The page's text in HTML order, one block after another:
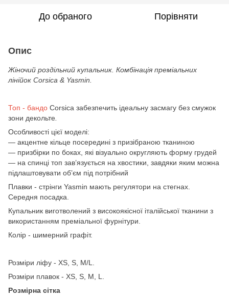
До обраного Порівняти
Опис
Жіночий роздільний купальник. Комбінація преміальних
лінійок Corsica & Yasmin.
Топ - бандо Corsica забезпечить ідеальну засмагу без смужок
зони декольте
Особливості цієї моделі:
— акцентне кільце посередині з призібраною тканиною
— призбірки по боках, які візуально округляють форму грудей
— на спинці топ зав’язується на хвостики, завдяки яким можна
підлаштовувати обʼєм під потрібний
Плавки - стрінги Yasmin мають регулятори на стегнах.
Середня посадка.
Купальник виготволений з високоякісної італійської тканини з
використанням преміальної фурнітури.
Колір - шимерний графіт.
Розміри ліфу - XS, S, M/L.
Розміри плавок - XS, S, M, L.
Розмірна сітка